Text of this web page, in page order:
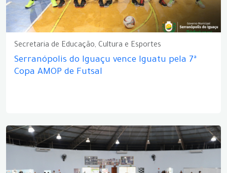
Secretaria de Educação, Cultura e Esportes
Serranópolis do Iguaçu vence Iguatu pela 7ª
Copa AMOP de Futsal